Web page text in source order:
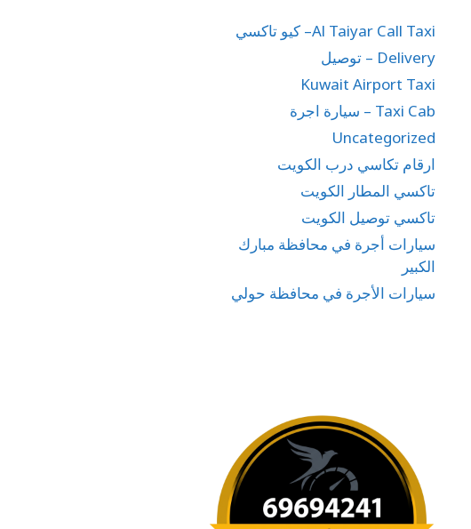
Al Taiyar Call Taxi– كيو تاكسي
Delivery – توصيل
Kuwait Airport Taxi
Taxi Cab – سيارة اجرة
Uncategorized
ارقام تكاسي درب الكويت
تاكسي المطار الكويت
تاكسي توصيل الكويت
سيارات أجرة في محافظة مبارك
الكبير
سيارات الأجرة في محافظة حولي